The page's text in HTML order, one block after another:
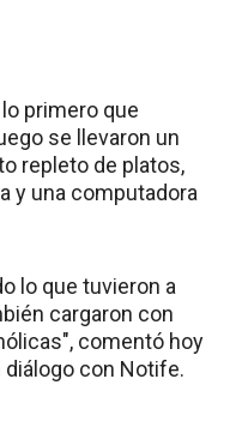
primero que
se llevaron un
repleto de platos,
y una computadora
lo que tuvieron a
cargaron con
comentó hoy
diálogo con Notife.